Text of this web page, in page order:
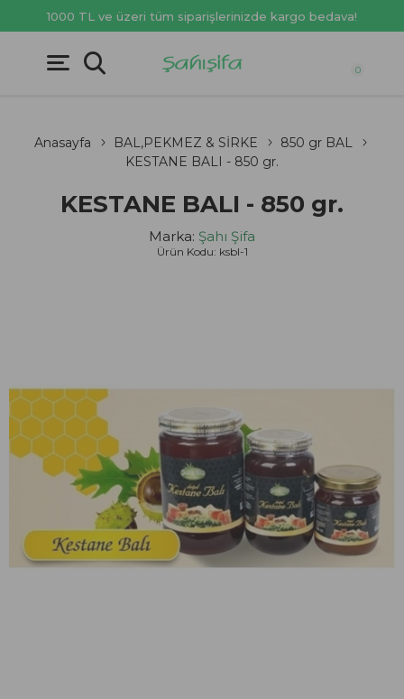
1000 TL ve üzeri tüm siparişlerinizde kargo bedava!
0
Anasayfa BAL,PEKMEZ & SİRKE
850 gr BAL
KESTANE BALI - 850 gr.
KESTANE BALI - 850 gr.
Marka: Şahı Şifa
Ürün Kodu: ksbl-1